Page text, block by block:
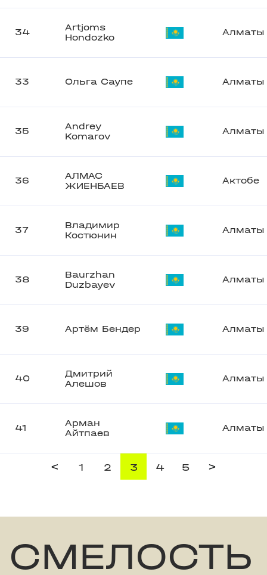
34
Artjoms
Hondozko
Алматы
33 Ольга Саупе Алматы
35
Andrey
Komarov
Алматы
36
АЛМАС
ЖИЕНБАЕВ
Актобе
37
Владимир
Костюнин
Алматы
38
Baurzhan
Duzbayev
Алматы
39 Артём Бендер Алматы
40
Дмитрий
Алешов
Алматы
41
Арман
Айтпаев
Алматы
< 1 2 3 4 5 >
СМЕЛОСТЬ